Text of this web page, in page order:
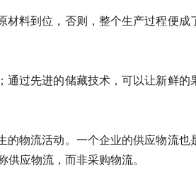
料到位，否则，整个生产过程便
过先进的储藏技术，可以让新鲜
物流活动。一个企业的供应物流
应物流，而非采购物流。